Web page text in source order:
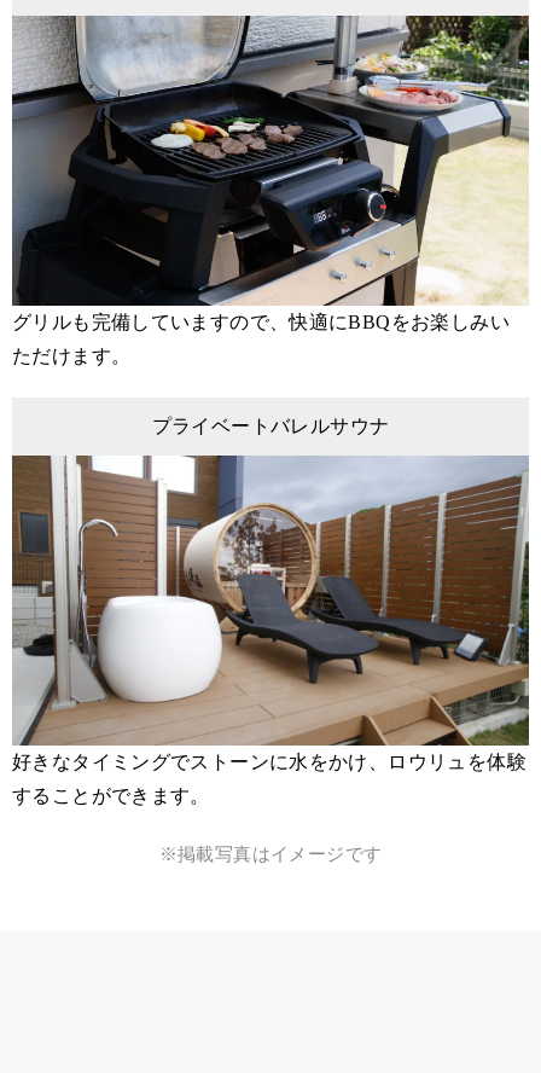
グリルも完備していますので、快適にBBQをお楽しみい
ただけます。
プライベートバレルサウナ
好きなタイミングでストーンに水をかけ、ロウリュを体験
することができます。
※掲載写真はイメージです